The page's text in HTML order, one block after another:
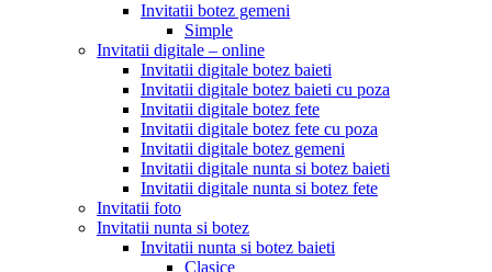
Invitatii botez gemeni
Simple
Invitatii digitale – online
Invitatii digitale botez baieti
Invitatii digitale botez baieti cu poza
Invitatii digitale botez fete
Invitatii digitale botez fete cu poza
Invitatii digitale botez gemeni
Invitatii digitale nunta si botez baieti
Invitatii digitale nunta si botez fete
Invitatii foto
Invitatii nunta si botez
Invitatii nunta si botez baieti
Clasice